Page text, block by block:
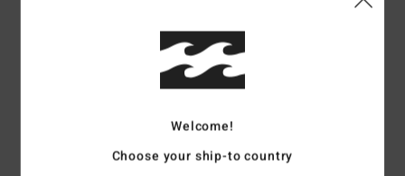
PRO STRETCH: hergestellt aus 100 %
Schaumstoff: SUPER LITE FOAM – Neopren auf
GRAPHENE+ für nobelpreisgekrönte
Wärme und Performance
Welcome!
Choose your ship-to country